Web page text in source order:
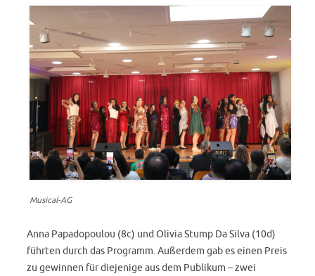
Musical-AG
Anna Papadopoulou (8c) und Olivia Stump Da Silva (10d)
führten durch das Programm. Außerdem gab es einen Preis
zu gewinnen für diejenige aus dem Publikum – zwei